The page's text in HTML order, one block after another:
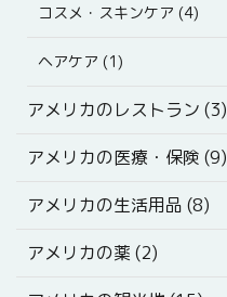
コスメ・スキンケア (4)
ヘアケア (1)
アメリカのレストラン (3)
アメリカの医療・保険 (9)
アメリカの生活用品 (8)
アメリカの薬 (2)